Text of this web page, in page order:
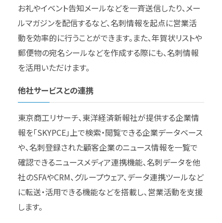
お礼やイベント告知メールなどを一斉送信したり、メー
ルマガジンを配信するなど、名刺情報を起点に営業活
動を効率的に行うことができます。また、年賀状リストや
郵便物の宛名シールなどを作成する際にも、名刺情報
を活用いただけます。
他社サービスとの連携
東京商工リサーチ、東洋経済新報社が提供する企業情
報を「SKYPCE」上で検索・閲覧できる企業データベース
や、名刺登録された顧客企業のニュース情報を一覧で
確認できるニュースメディア連携機能、名刺データを他
社のSFAやCRM、グループウェア、データ連携ツールなど
に転送・活用できる機能などを搭載し、営業活動を支援
します。